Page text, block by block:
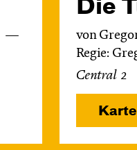
Die
von
Regie:
Central 2